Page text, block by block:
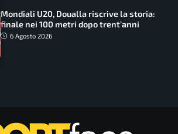
Mondiali U20, Doualla riscrive la storia:
finale nei 100 metri dopo trent’anni
6 Agosto 2026